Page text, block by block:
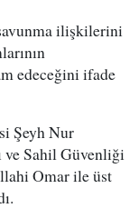
ilişkilerini
edeceğini ifade
Şeyh Nur
ve Sahil Güvenliği
Omar ile üst